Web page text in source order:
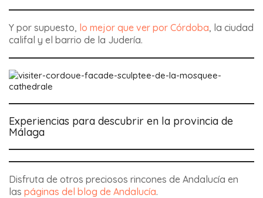
Y por supuesto, lo mejor que ver por Córdoba, la ciudad
califal y el barrio de la Judería.
Experiencias para descubrir en la provincia de
Málaga
Disfruta de otros preciosos rincones de Andalucía en
las páginas del blog de Andalucía.